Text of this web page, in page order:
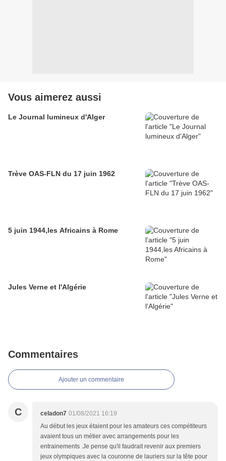
Vous aimerez aussi
Le Journal lumineux d'Alger
Trève OAS-FLN du 17 juin 1962
5 juin 1944,les Africains à Rome
Jules Verne et l'Algérie
Commentaires
Ajouter un commentaire
C celadon7 01/08/2021 16:19
Au début les jeux étaient pour les amateurs ces compétiteurs
avaient tous un métier avec arrangements pour les
entrainements .Je pense qu'il faudrait revenir aux premiers
jeux olympiques avec la couronne de lauriers sur la tête pour